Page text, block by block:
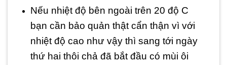
Nếu nhiệt độ bên ngoài trên 20 độ C
bạn cần bảo quản thật cẩn thận vì với
nhiệt độ cao như vậy thì sang tới ngày
thứ hai thôi chả đã bắt đầu có mùi ôi